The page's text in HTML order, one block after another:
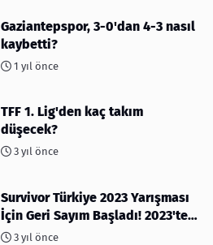
Gaziantepspor, 3-0'dan 4-3 nasıl
kaybetti?
1 yıl önce
TFF 1. Lig'den kaç takım
düşecek?
3 yıl önce
Survivor Türkiye 2023 Yarışması
İçin Geri Sayım Başladı! 2023'te
kimler var?
3 yıl önce